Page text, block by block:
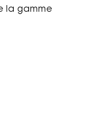
la gamme